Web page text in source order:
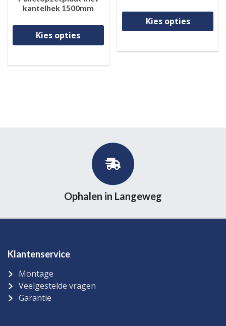
kantelhek 1500mm
Kies opties
Dit product heeft meerdere
Kies opties
Ophalen in Langeweg
Klantenservice
Montage
Veelgestelde vragen
Garantie